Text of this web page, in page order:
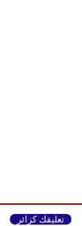
تعليقك كزائر